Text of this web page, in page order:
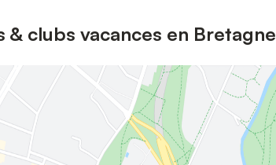
clubs vacances en Bretagne